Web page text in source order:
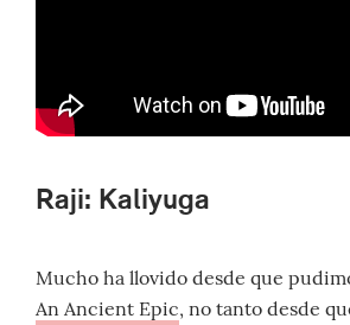
Raji: Kaliyuga
Mucho ha llovido desde que
An Ancient Epic, no tanto desde